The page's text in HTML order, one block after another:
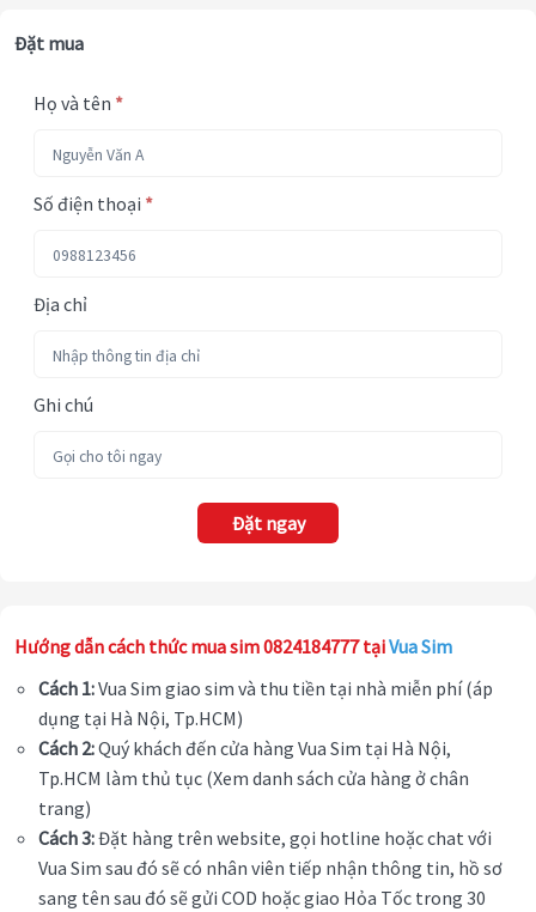
Đặt mua
Họ và tên *
Số điện thoại *
Địa chỉ
Ghi chú
Đặt ngay
Hướng dẫn cách thức mua sim 0824184777 tạiVua Sim
Cách 1:Vua Sim giao sim và thu tiền tại nhà miễn phí (áp
dụng tại Hà Nội, Tp.HCM)
Cách 2:Quý khách đến cửa hàng Vua Sim tại Hà Nội,
Tp.HCM làm thủ tục (Xem danh sách cửa hàng ở chân
trang)
Cách 3:Đặt hàng trên website, gọi hotline hoặc chat với
Vua Sim sau đó sẽ có nhân viên tiếp nhận thông tin, hồ sơ
sang tên sau đó sẽ gửi COD hoặc giao Hỏa Tốc trong 30